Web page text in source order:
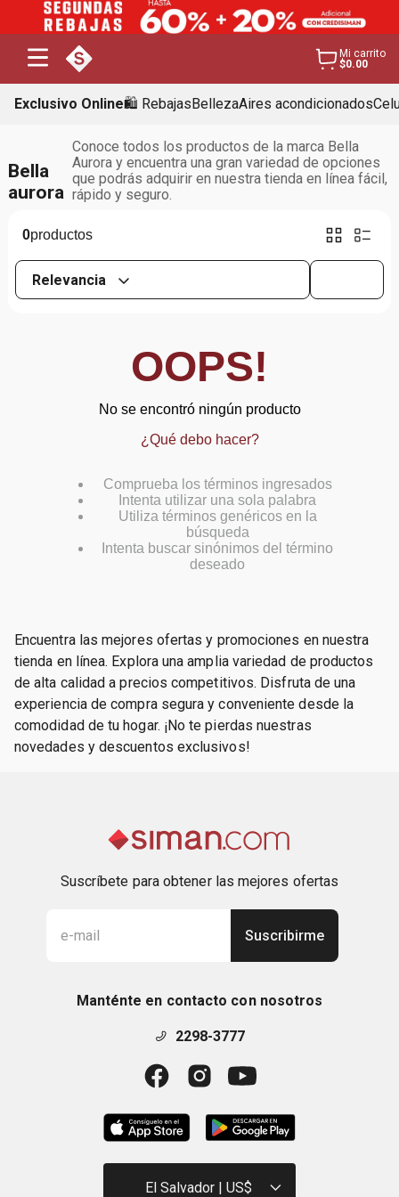
Mi carrito
$0.00
Exclusivo Online🛍️ RebajasBellezaAires acondicionados
Bella
aurora
Conoce todos los productos de la marca Bella
Aurora y encuentra una gran variedad de opciones
que podrás adquirir en nuestra tienda en línea fácil,
rápido y seguro.
0
Relevancia
OOPS!
No se encontró ningún producto
¿Qué debo hacer?
Comprueba los términos ingresados
Intenta utilizar una sola palabra
Utiliza términos genéricos en la
búsqueda
Intenta buscar sinónimos del término
deseado
Encuentra las mejores ofertas y promociones en nuestra
tienda en línea. Explora una amplia variedad de productos
de alta calidad a precios competitivos. Disfruta de una
experiencia de compra segura y conveniente desde la
comodidad de tu hogar. ¡No te pierdas nuestras
novedades y descuentos exclusivos!
Suscríbete para obtener las mejores ofertas
Suscribirme
Manténte en contacto con nosotros
2298-3777
El Salvador | US$